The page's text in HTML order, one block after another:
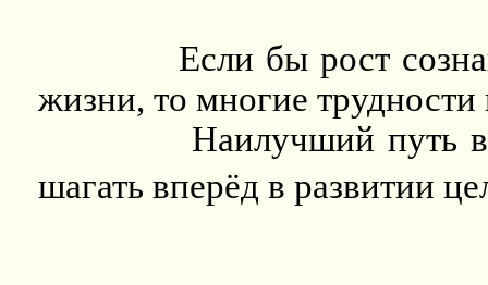
Если бы рост
жизни, то многие
Наилучший путь
шагать вперёд в развитии